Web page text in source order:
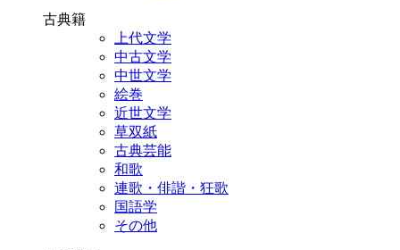
古典籍
上代文学
中古文学
中世文学
絵巻
近世文学
草双紙
古典芸能
和歌
連歌・俳諧・狂歌
国語学
その他